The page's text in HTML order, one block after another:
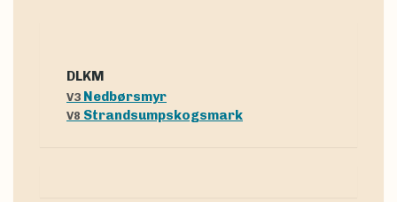
dLKM
V3 Nedbørsmyr
V8 Strandsumpskogsmark